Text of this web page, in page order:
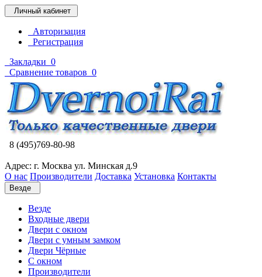
Личный кабинет
Авторизация
Регистрация
Закладки 0
Сравнение товаров 0
8 (495)769-80-98
Адрес: г. Москва ул. Минская д.9
О нас Производители Доставка Установка Контакты
Везде
Везде
Входные двери
Двери с окном
Двери с умным замком
Двери Чёрные
C окном
Производители